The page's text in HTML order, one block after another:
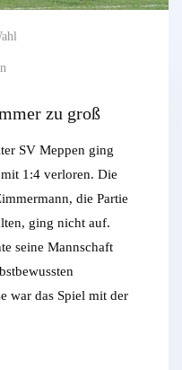
zu groß
SV Meppen ging
1:4 verloren. Die
die Partie
ging nicht auf.
seine Mannschaft
war das Spiel mit der